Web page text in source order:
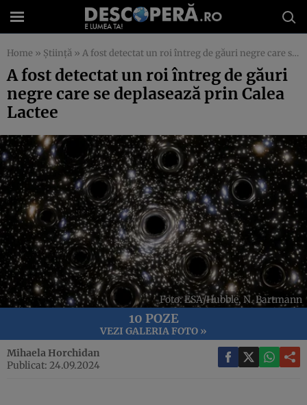
Home » Știință » A fost detectat un roi întreg de găuri negre care se deplasează prin Calea Lactee
A fost detectat un roi întreg de găuri
negre care se deplasează prin Calea
Lactee
Foto: ESA/Hubble, N. Bartmann
10 POZE
VEZI GALERIA FOTO »
Mihaela Horchidan
Publicat: 24.09.2024